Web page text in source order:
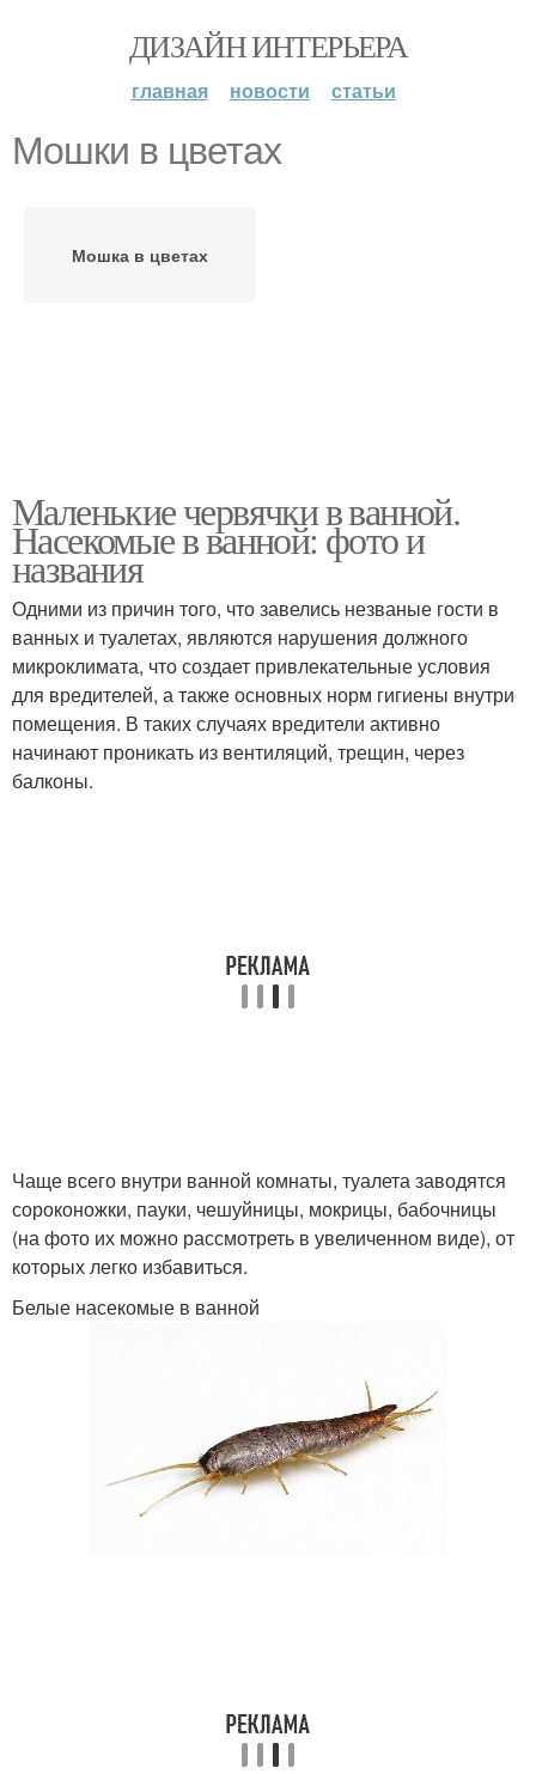
ДИЗАЙН ИНТЕРЬЕРА
главная новости статьи
Мошки в цветах
Мошка в цветах
Маленькие червячки в ванной.
Насекомые в ванной: фото и
названия
Одними из причин того, что завелись незваные гости в
ванных и туалетах, являются нарушения должного
микроклимата, что создает привлекательные условия
для вредителей, а также основных норм гигиены внутри
помещения. В таких случаях вредители активно
начинают проникать из вентиляций, трещин, через
балконы.
Чаще всего внутри ванной комнаты, туалета заводятся
сороконожки, пауки, чешуйницы, мокрицы, бабочницы
(на фото их можно рассмотреть в увеличенном виде), от
которых легко избавиться.
Белые насекомые в ванной